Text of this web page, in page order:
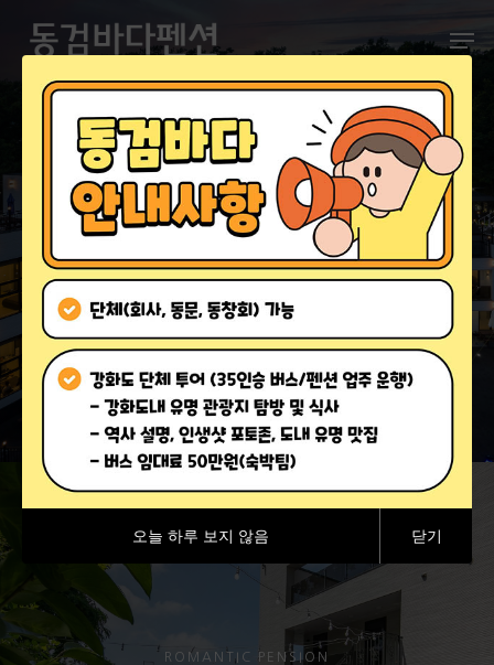
Hit enter to search or ESC to close
ROMANTIC PENSION
바다앞 쾌적한 신축 펜션
풍경보기
ROMANTIC PENSION
오늘 하루 보지 않음 닫기